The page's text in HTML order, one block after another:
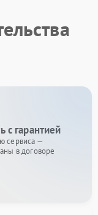
с гарантией
сервиса —
в договоре